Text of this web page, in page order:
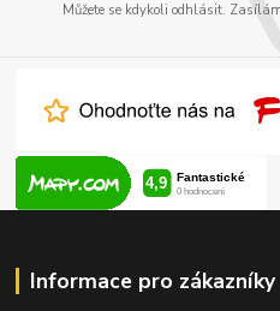
Můžete se kdykoli odhlásit.
Informace pro zákazníky